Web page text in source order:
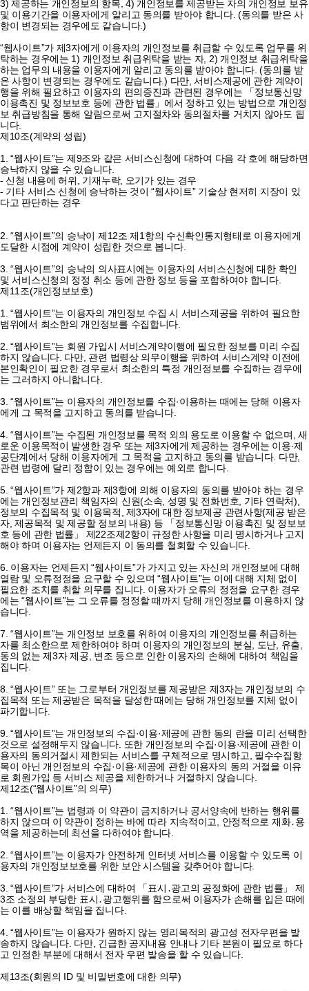
3) 제공하는 개인정보의 항목, 4) 개인정보를 제공받는 자의 개인정보 보유
및 이용기간을 이용자에게 알리고 동의를 받아야 합니다. (동의를 받은 사
항이 변경되는 경우에도 같습니다.)
“웹사이트”가 제3자에게 이용자의 개인정보를 취급할 수 있도록 업무를 위
탁하는 경우에는 1) 개인정보 취급위탁을 받는 자, 2) 개인정보 취급위탁을
하는 업무의 내용을 이용자에게 알리고 동의를 받아야 합니다. (동의를 받
은 사항이 변경되는 경우에도 같습니다.) 다만, 서비스제공에 관한 계약이
행을 위해 필요하고 이용자의 편의증진과 관련된 경우에는 「정보통신망
이용촉진 및 정보보호 등에 관한 법률」에서 정하고 있는 방법으로 개인정
보 취급방침을 통해 알림으로써 고지절차와 동의절차를 거치지 않아도 됩
니다.
제10조(계약의 성립)
1. “웹사이트”는 제9조와 같은 서비스신청에 대하여 다음 각 호에 해당하면
승낙하지 않을 수 있습니다.
- 신청 내용에 허위, 기재누락, 오기가 있는 경우
- 기타 서비스 신청에 승낙하는 것이 “웹사이트” 기술상 현저히 지장이 있
다고 판단하는 경우
2. “웹사이트”의 승낙이 제12조 제1항의 수신확인통지형태로 이용자에게
도달한 시점에 계약이 성립한 것으로 봅니다.
3. “웹사이트”의 승낙의 의사표시에는 이용자의 서비스신청에 대한 확인
및 서비스신청의 정정 취소 등에 관한 정보 등을 포함하여야 합니다.
제11조(개인정보보호)
1. “웹사이트”는 이용자의 개인정보 수집 시 서비스제공을 위하여 필요한
범위에서 최소한의 개인정보를 수집합니다.
2. “웹사이트”는 회원 가입시 서비스계약이행에 필요한 정보를 미리 수집
하지 않습니다. 다만, 관련 법령상 의무이행을 위하여 서비스계약 이전에
본인확인이 필요한 경우로서 최소한의 특정 개인정보를 수집하는 경우에
는 그러하지 아니합니다.
3. “웹사이트”는 이용자의 개인정보를 수집·이용하는 때에는 당해 이용자
에게 그 목적을 고지하고 동의를 받습니다.
4. “웹사이트”는 수집된 개인정보를 목적 외의 용도로 이용할 수 없으며, 새
로운 이용목적이 발생한 경우 또는 제3자에게 제공하는 경우에는 이용·제
공단계에서 당해 이용자에게 그 목적을 고지하고 동의를 받습니다. 다만,
관련 법령에 달리 정함이 있는 경우에는 예외로 합니다.
5. “웹사이트”가 제2항과 제3항에 의해 이용자의 동의를 받아야 하는 경우
에는 개인정보관리 책임자의 신원(소속, 성명 및 전화번호, 기타 연락처),
정보의 수집목적 및 이용목적, 제3자에 대한 정보제공 관련사항(제공 받은
자, 제공목적 및 제공할 정보의 내용) 등 「정보통신망 이용촉진 및 정보보
호 등에 관한 법률」 제22조제2항이 규정한 사항을 미리 명시하거나 고지
해야 하며 이용자는 언제든지 이 동의를 철회할 수 있습니다.
6. 이용자는 언제든지 “웹사이트”가 가지고 있는 자신의 개인정보에 대해
열람 및 오류정정을 요구할 수 있으며 “웹사이트”는 이에 대해 지체 없이
필요한 조치를 취할 의무를 집니다. 이용자가 오류의 정정을 요구한 경우
에는 “웹사이트”는 그 오류를 정정할 때까지 당해 개인정보를 이용하지 않
습니다.
7. “웹사이트”는 개인정보 보호를 위하여 이용자의 개인정보를 취급하는
자를 최소한으로 제한하여야 하며 이용자의 개인정보의 분실, 도난, 유출,
동의 없는 제3자 제공, 변조 등으로 인한 이용자의 손해에 대하여 책임을
집니다.
8. “웹사이트” 또는 그로부터 개인정보를 제공받은 제3자는 개인정보의 수
집목적 또는 제공받은 목적을 달성한 때에는 당해 개인정보를 지체 없이
파기합니다.
9. “웹사이트”는 개인정보의 수집·이용·제공에 관한 동의 란을 미리 선택한
것으로 설정해두지 않습니다. 또한 개인정보의 수집·이용·제공에 관한 이
용자의 동의거절시 제한되는 서비스를 구체적으로 명시하고, 필수수집항
목이 아닌 개인정보의 수집·이용·제공에 관한 이용자의 동의 거절을 이유
로 회원가입 등 서비스 제공을 제한하거나 거절하지 않습니다.
제12조(“웹사이트”의 의무)
1. “웹사이트”는 법령과 이 약관이 금지하거나 공서양속에 반하는 행위를
하지 않으며 이 약관이 정하는 바에 따라 지속적이고, 안정적으로 재화․용
역을 제공하는데 최선을 다하여야 합니다.
2. “웹사이트”는 이용자가 안전하게 인터넷 서비스를 이용할 수 있도록 이
용자의 개인정보보호를 위한 보안 시스템을 갖추어야 합니다.
3. “웹사이트”가 서비스에 대하여 「표시․광고의 공정화에 관한 법률」 제
3조 소정의 부당한 표시․광고행위를 함으로써 이용자가 손해를 입은 때에
는 이를 배상할 책임을 집니다.
4. “웹사이트”는 이용자가 원하지 않는 영리목적의 광고성 전자우편을 발
송하지 않습니다. 다만, 긴급한 공지내용 안내나 기타 본원이 필요로 하다
고 인정한 부분에 대해서 전자 우편 발송을 할 수 있습니다.
제13조(회원의 ID 및 비밀번호에 대한 의무)